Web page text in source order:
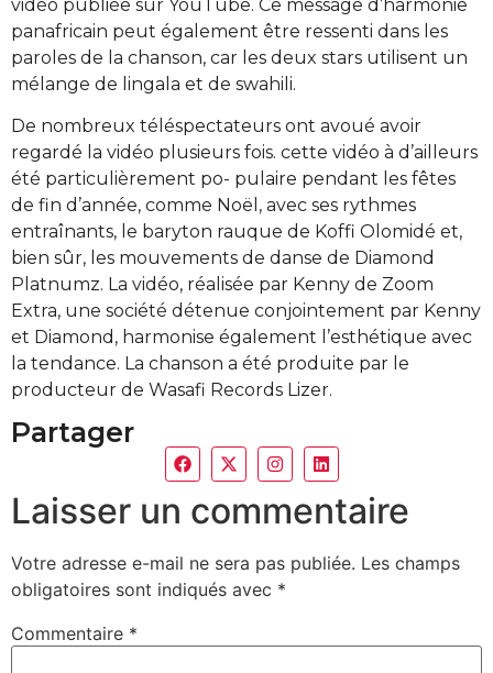
vidéo publiée sur YouTube. Ce message d’harmonie
panafricain peut également être ressenti dans les
paroles de la chanson, car les deux stars utilisent un
mélange de lingala et de swahili.
De nombreux téléspectateurs ont avoué avoir
regardé la vidéo plusieurs fois. cette vidéo à d’ailleurs
été particulièrement po- pulaire pendant les fêtes
de fin d’année, comme Noël, avec ses rythmes
entraînants, le baryton rauque de Koffi Olomidé et,
bien sûr, les mouvements de danse de Diamond
Platnumz. La vidéo, réalisée par Kenny de Zoom
Extra, une société détenue conjointement par Kenny
et Diamond, harmonise également l’esthétique avec
la tendance. La chanson a été produite par le
producteur de Wasafi Records Lizer.
Partager
Laisser un commentaire
Votre adresse e-mail ne sera pas publiée. Les champs
obligatoires sont indiqués avec *
Commentaire *